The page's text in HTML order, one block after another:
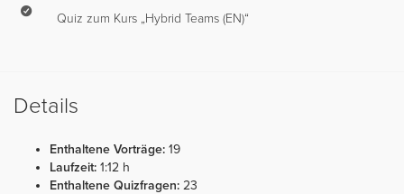
Quiz zum Kurs „Hybrid Teams (EN)“
Details
Enthaltene Vorträge: 19
Laufzeit: 1:12 h
Enthaltene Quizfragen: 23